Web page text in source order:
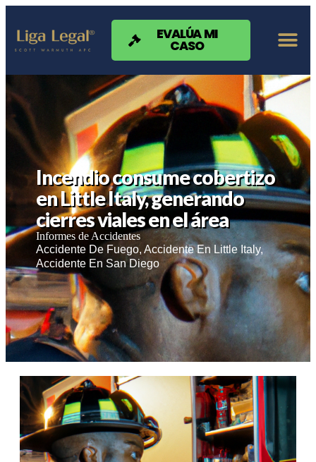
Nota:
sitio
web
sistema
de
accesibilidad.
EVALÚA MI
CASO
Incendio consume cobertizo
en Little Italy, generando
cierres viales en el área
Informes de Accidentes
Accidente De Fuego,Accidente En Little Italy,
Accidente En San Diego